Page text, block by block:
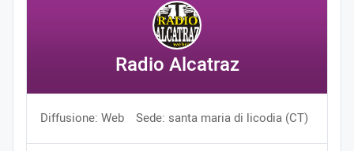
Radio Alcatraz
Diffusione: Web Sede: santa maria di licodia (CT)